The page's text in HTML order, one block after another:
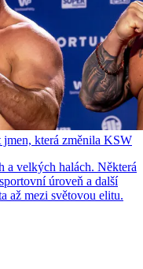
která změnila KSW
a velkých halách. Některá
úroveň a další
až mezi světovou elitu.